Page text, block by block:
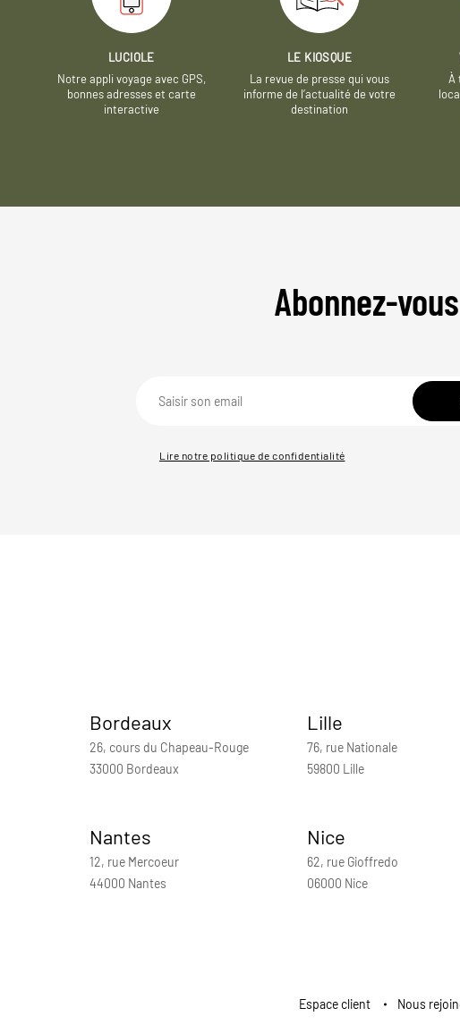
LUCIOLE
Notre appli voyage avec GPS,
bonnes adresses et carte
interactive
LE KIOSQUE
La revue de presse qui vous
informe de l’actualité de votre
destination
À
Abonnez-
Lire notre politique de confidentialité
Bordeaux
26, cours du Chapeau-Rouge
33000 Bordeaux
Lille
76, rue Nationale
59800 Lille
Nantes
12, rue Mercoeur
44000 Nantes
Nice
62, rue Gioffredo
06000 Nice
Espace client Nous